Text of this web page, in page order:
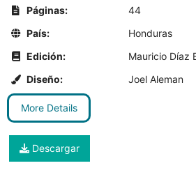
Páginas:
44
País:
Honduras
Edición:
Mauricio Díaz
Diseño:
Joel Aleman
More Details
Descargar